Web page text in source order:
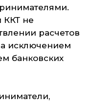
ККТ не
расчетов
исключением
банковских